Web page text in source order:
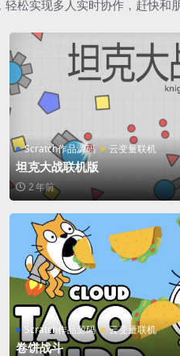
松实现多人实时协作，赶快和
Scratch作品源码 云变量联机
坦克大战联机版
2 年前
Scratch作品源码 云变量联机
卷饼战斗